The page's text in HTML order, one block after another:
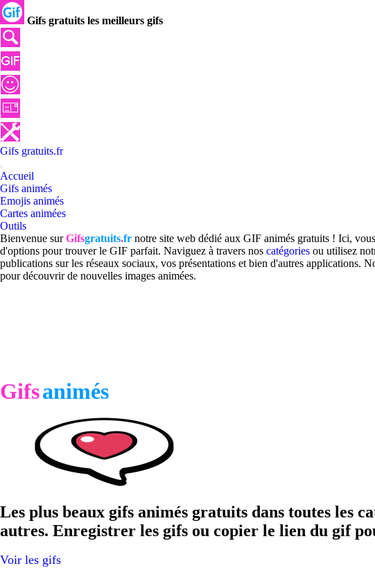
Gifs gratuits les meilleurs gifs
Gifs gratuits.fr
Accueil
Gifs animés
Emojis animés
Cartes animées
Outils
Bienvenue surGifsgratuits.fr notre site web dédié aux GIF animés gratuits ! Ici,
d'options pour trouver le GIF parfait. Naviguez à travers nos catégories ou utilisez
publications sur les réseaux sociaux, vos présentations et bien d'autres
pour découvrir de nouvelles images animées.
Gifsanimés
Les plus beaux gifs animés gratuits dans toutes les
autres. Enregistrer les gifs ou copier le lien du gif
Voir les gifs